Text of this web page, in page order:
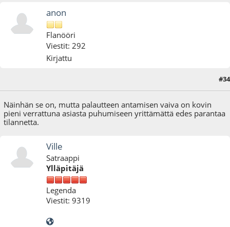
anon
Flanööri
Viestit: 292
Kirjattu
#34
Näinhän se on, mutta palautteen antamisen vaiva on kovin
pieni verrattuna asiasta puhumiseen yrittämättä edes parantaa
tilannetta.
Ville
Satraappi
Ylläpitäjä
Legenda
Viestit: 9319